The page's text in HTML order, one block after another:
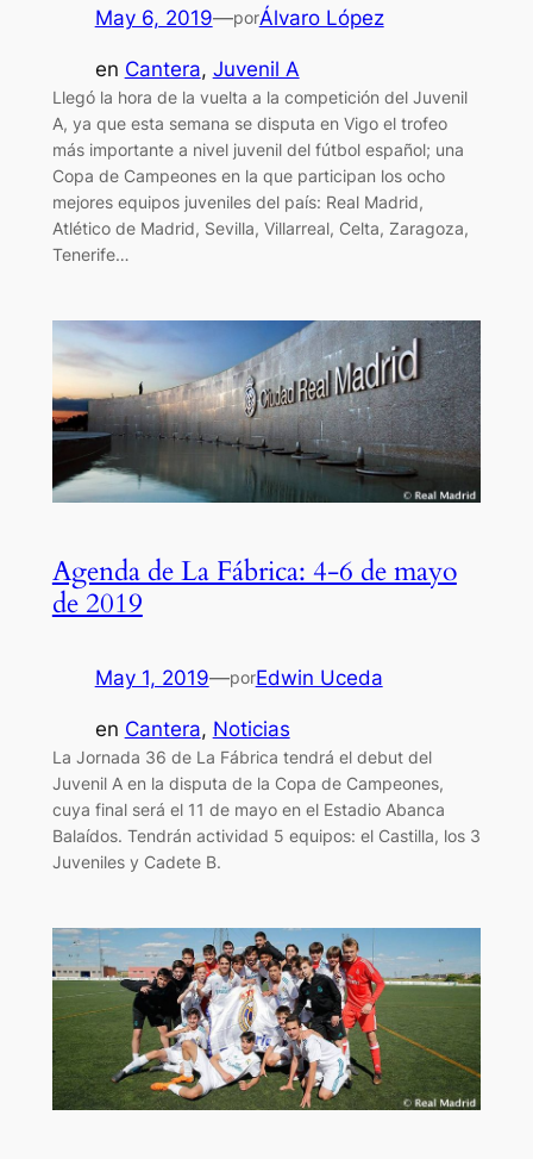
May 6, 2019—porÁlvaro López
en Cantera, Juvenil A
Llegó la hora de la vuelta a la competición del Juvenil
A, ya que esta semana se disputa en Vigo el trofeo
más importante a nivel juvenil del fútbol español; una
Copa de Campeones en la que participan los ocho
mejores equipos juveniles del país: Real Madrid,
Atlético de Madrid, Sevilla, Villarreal, Celta, Zaragoza,
Tenerife…
Agenda de La Fábrica: 4-6 de mayo
de 2019
May 1, 2019—porEdwin Uceda
en Cantera, Noticias
La Jornada 36 de La Fábrica tendrá el debut del
Juvenil A en la disputa de la Copa de Campeones,
cuya final será el 11 de mayo en el Estadio Abanca
Balaídos. Tendrán actividad 5 equipos: el Castilla, los 3
Juveniles y Cadete B.